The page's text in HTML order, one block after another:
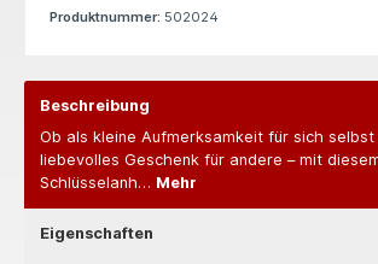
Produktnummer: 502024
Beschreibung
Ob als kleine Aufmerksamkeit für sich
liebevolles Geschenk für andere – mit
Schlüsselanh… Mehr
Eigenschaften